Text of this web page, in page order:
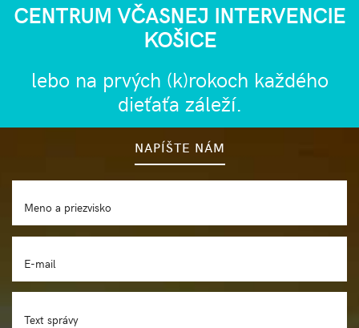
CENTRUM VČASNEJ INTERVENCIE
KOŠICE
lebo na prvých (k)rokoch každého
dieťaťa záleží.
NAPÍŠTE NÁM
Meno a priezvisko
E-mail
Text správy